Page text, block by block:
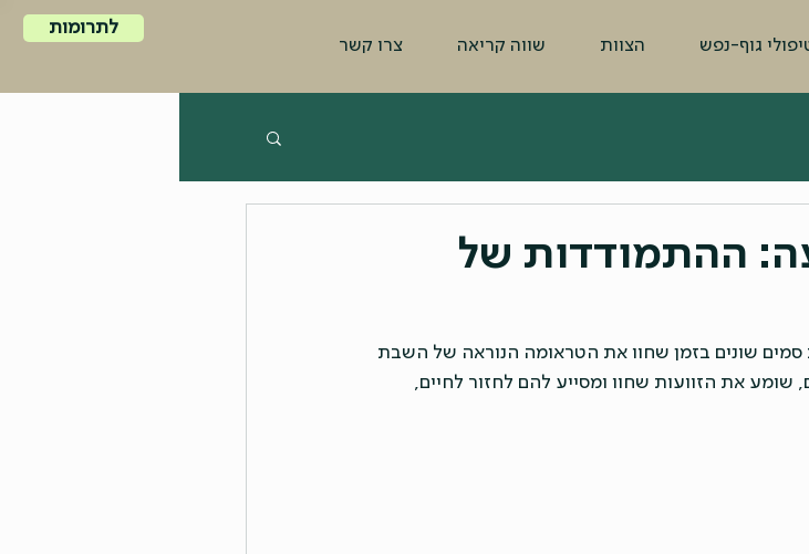
לתרומות
גוף-נפש הצוות שווה קריאה צרו קשר
ההתמודדות של
סמים שונים בזמן שחוו את הטראומה הנוראה של השבת
את הזוועות שחוו ומסייע להם לחזור לחיים,